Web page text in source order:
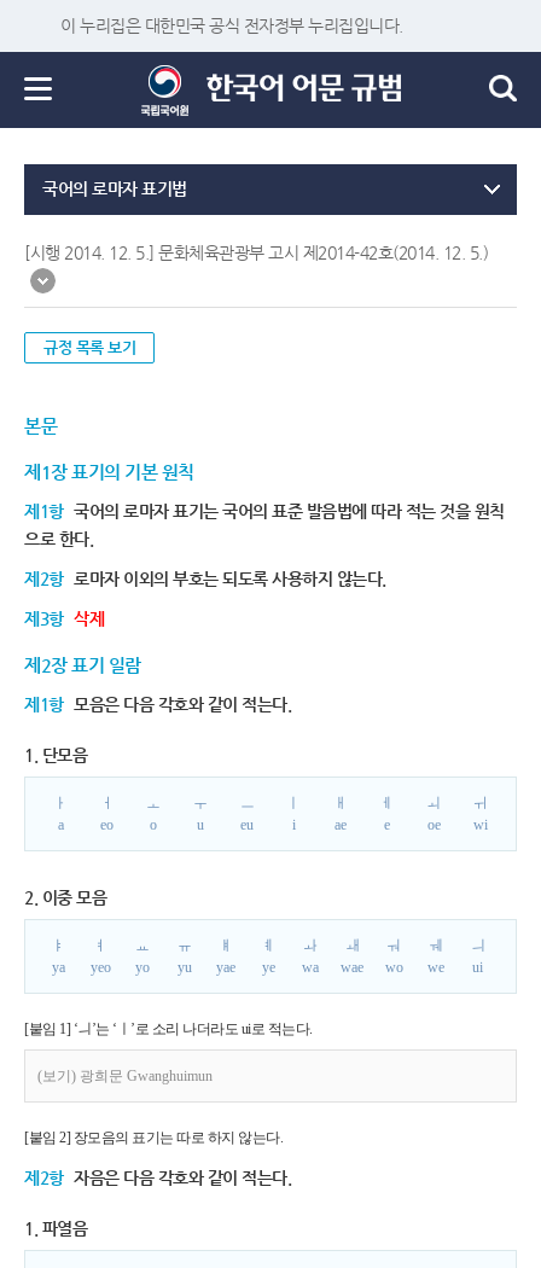
이 누리집은 대한민국 공식 전자정부 누리집입니다.
국어의 로마자 표기법
[시행 2014. 12. 5.] 문화체육관광부 고시 제2014-42호(2014. 12. 5.)
규정 목록 보기
본문
제1장 표기의 기본 원칙
제1항 국어의 로마자 표기는 국어의 표준 발음법에 따라 적는 것을 원칙
으로 한다.
제2항 로마자 이외의 부호는 되도록 사용하지 않는다.
제3항 삭제
제2장 표기 일람
제1항 모음은 다음 각호와 같이 적는다.
1. 단모음
ㅏ
a
ㅓ
eo
ㅗ
o
ㅜ
u
ㅡ
eu
i
ㅐ
ae
ㅔ
e
ㅚ
oe
ㅟ
wi
2. 이중 모음
ㅑ
ya
ㅕ
yeo
ㅛ
yo
ㅠ
yu
ㅒ
yae
ㅖ
ye
ㅘ
wa
ㅙ
wae
ㅝ
wo
ㅞ
we
ㅢ
ui
[붙임 1] ‘ㅢ’는 ‘ㅣ’로 소리 나더라도 ui로 적는다.
(보기) 광희문 Gwanghuimun
[붙임 2] 장모음의 표기는 따로 하지 않는다.
제2항 자음은 다음 각호와 같이 적는다.
1. 파열음